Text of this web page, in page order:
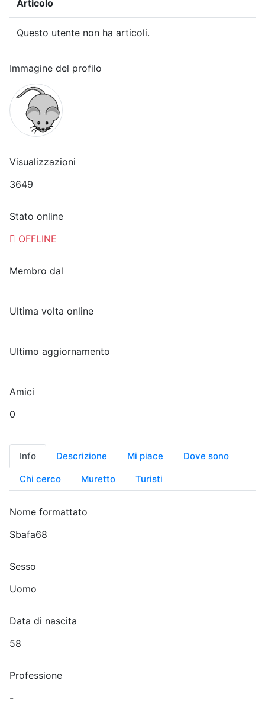
Articolo
Questo utente non ha articoli.
Immagine del profilo
Visualizzazioni
3649
Stato online
OFFLINE
Membro dal
Ultima volta online
Ultimo aggiornamento
Amici
0
Info Descrizione Mi piace Dove sono
Chi cerco Muretto Turisti
Nome formattato
Sbafa68
Sesso
Uomo
Data di nascita
58
Professione
-